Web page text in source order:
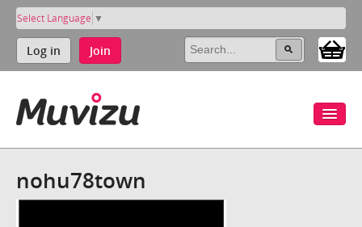
Select Language ▼
Log in Join
nohu78town